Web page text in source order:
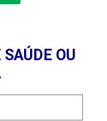
OU